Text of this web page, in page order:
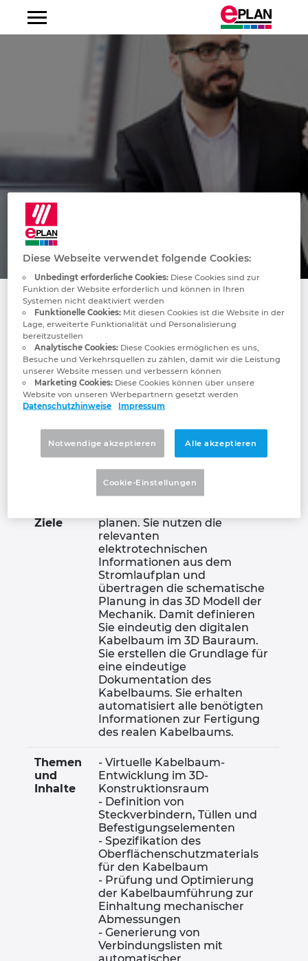
Trainings Eplan
Harness proD
3D Harness Design
Ziele
Lernen Sie, wie Sie den
planen. Sie nutzen die
relevanten
elektrotechnischen
Informationen aus dem
Stromlaufplan und
übertragen die schematische
Planung in das 3D Modell der
Mechanik. Damit definieren
Sie eindeutig den digitalen
Kabelbaum im 3D Bauraum.
Sie erstellen die Grundlage für
eine eindeutige
Dokumentation des
Kabelbaums. Sie erhalten
automatisiert alle benötigten
Informationen zur Fertigung
des realen Kabelbaums.
Themen
und
Inhalte
- Virtuelle Kabelbaum-
Entwicklung im 3D-
Konstruktionsraum
- Definition von
Steckverbindern, Tüllen und
Befestigungselementen
- Spezifikation des
Oberflächenschutzmaterials
für den Kabelbaum
- Prüfung und Optimierung
der Kabelbaumführung zur
Einhaltung mechanischer
Abmessungen
- Generierung von
Verbindungslisten mit
Belgien
Bosnien-Herzegowina
Brasilien
Brunei
Bulgarien
Chile
China
China Taiwan
Dänemark
Großbritannien
Italien
Diese Webseite verwendet folgende Cookies:
Unbedingt erforderliche Cookies:Diese Cookies sind zur
Funktion der Website erforderlich und können in Ihren
Systemen nicht deaktiviert werden
Funktionelle Cookies:Mit diesen Cookies ist die Website in der
Lage, erweiterte Funktionalität und Personalisierung
bereitzustellen
Analytische Cookies:Diese Cookies ermöglichen es uns,
Besuche und Verkehrsquellen zu zählen, damit wir die Leistung
unserer Website messen und verbessern können
Marketing Cookies:Diese Cookies können über unsere
Website von unseren Werbepartnern gesetzt werden
Datenschutzhinweise
Impressum
Notwendige akzeptieren Alle akzeptieren
Cookie-Einstellungen